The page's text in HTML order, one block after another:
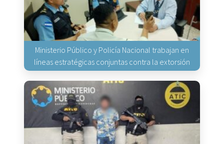
Ministerio Público y Policía Nacional trabajan en
líneas estratégicas conjuntas contra la extorsión